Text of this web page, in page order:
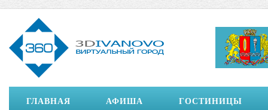
ГЛАВНАЯ АФИША ГОСТИНИЦЫ